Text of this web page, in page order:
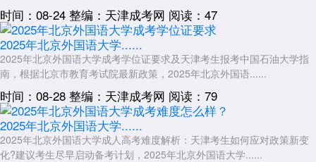
时间：08-24 整编：天津成考网 阅读：47
2025年北京外国语大学......
2025年北京外国语大学成考学位证要求及天津考生报考中国石油大学指
南，根据北京市教育考试院最新政策，2025年北京外国语......
时间：08-28 整编：天津成考网 阅读：79
2025年北京外国语大学......
2025年北京外国语大学成人高考难度解析：天津考生如何应对政策新变
化?建议考生尽早启动备考计划，2025年北京外国语大学......